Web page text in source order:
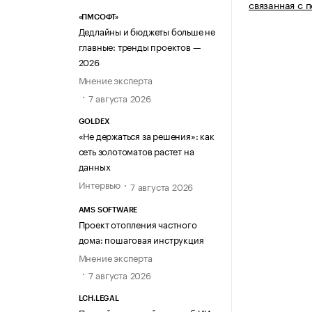
«ПМСОФТ»
Дедлайны и бюджеты больше не
главные: тренды проектов —
2026
Мнение эксперта
7 августа 2026
GOLDEX
«Не держаться за решения»: как
сеть золотоматов растет на
данных
Интервью
7 августа 2026
AMS SOFTWARE
Проект отопления частного
дома: пошаговая инструкция
Мнение эксперта
7 августа 2026
LCH.LEGAL
связанная с